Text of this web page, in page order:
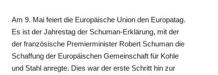
Am 9. Mai feiert die Europäische Union den Europatag.
Es ist der Jahrestag der Schuman-Erklärung, mit der
der französische Premierminister Robert Schuman die
Schaffung der Europäischen Gemeinschaft für Kohle
und Stahl anregte. Dies war der erste Schritt hin zur